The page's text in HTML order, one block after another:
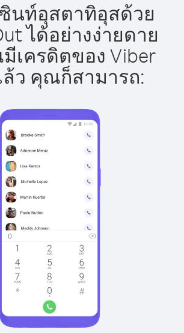
นท์อุสตาทิอุสด้วย
ได้อย่างง่ายดาย
เครดิตของ Viber
ว คุณก็สามารถ: